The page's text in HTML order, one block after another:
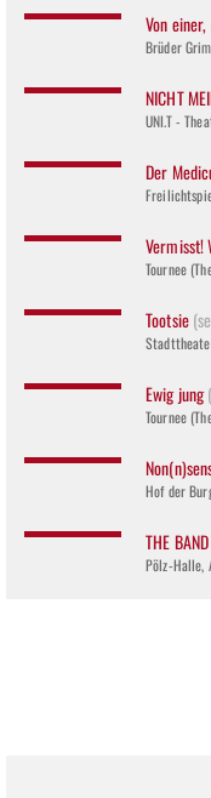
Von
Brüder
NICHT
UNI.T -
Der
Vermisst!
Tournee
Tootsie
Ewig jung
Tournee
Hof der
THE
Pölz-Halle,